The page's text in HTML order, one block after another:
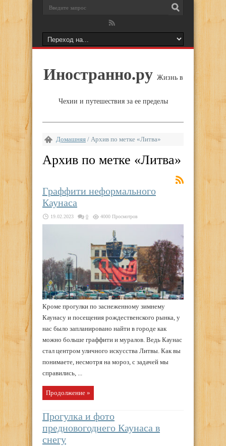
Иностранно.ру Жизнь в
Чехии и путешествия за ее пределы
Домашняя / Архив по метке «Литва»
Архив по метке «Литва»
Граффити неформального
Каунаса
19.02.2023 0 4000 Просмотров
Кроме прогулки по заснеженному зимнему
Каунасу и посещения рождественского рынка, у
нас было запланировано найти в городе как
можно больше граффити и муралов. Ведь Каунас
стал центром уличного искусства Литвы. Как вы
понимаете, несмотря на мороз, с задачей мы
справились, ...
Продолжение »
Прогулка и фото
предновогоднего Каунаса в
снегу